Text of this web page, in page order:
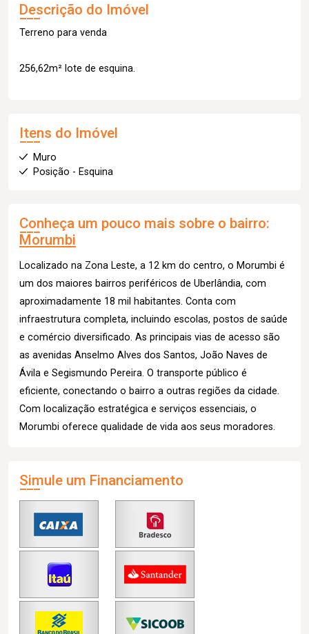
Descrição do Imóvel
Terreno para venda
256,62m² lote de esquina.
Itens do Imóvel
Muro
Posição - Esquina
Conheça um pouco mais sobre o bairro:
Morumbi
Localizado na Zona Leste, a 12 km do centro, o Morumbi é
um dos maiores bairros periféricos de Uberlândia, com
aproximadamente 18 mil habitantes. Conta com
infraestrutura completa, incluindo escolas, postos de saúde
e comércio diversificado. As principais vias de acesso são
as avenidas Anselmo Alves dos Santos, João Naves de
Ávila e Segismundo Pereira. O transporte público é
eficiente, conectando o bairro a outras regiões da cidade.
Com localização estratégica e serviços essenciais, o
Morumbi oferece qualidade de vida aos seus moradores.
Simule um Financiamento